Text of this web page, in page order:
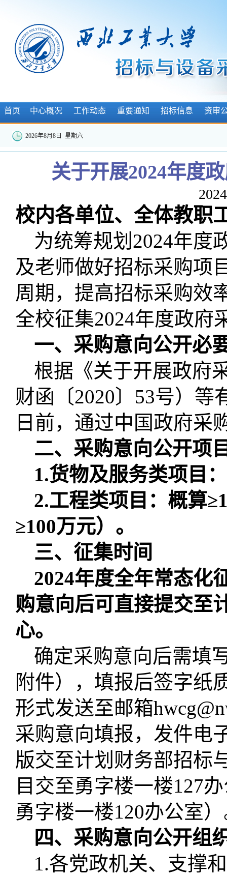
首页 中心概况 工作动态 重要通知 招标信息 资审
2026年8月8日 星期六
关于开展2024年度
校内各单位、全体教职
为统筹规划 2024年度
及老师做好招标采购项
周期，提高招标采购效
全校征集2024年度政府
一、采购意向公开必
根据《关于开展政府
财函〔2020〕53号）等
日前，通过中国政府采
二、采购意向公开项
1.货物及服务类项目
2.工程类项目：概算
≥100万元）。
三、征集时间
2024年度全年常态化
购意向后可直接提交至
心。
确定采购意向后需填
附件），填报后签字纸
形式发送至邮箱
采购意向填报，发件电
版交至计划财务部招标
目交至勇字楼一楼127
勇字楼一楼120办公室
四、采购意向公开组
1.各党政机关、 支撑和